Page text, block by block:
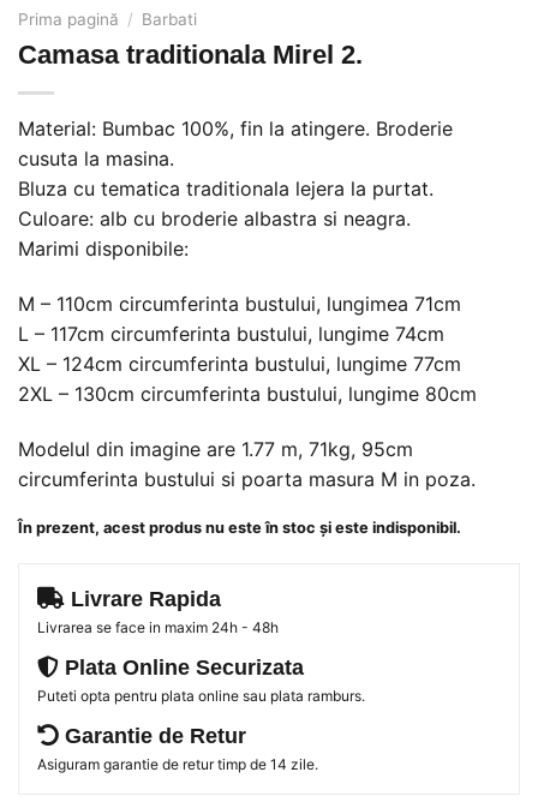
Prima pagină / Barbati
Camasa traditionala Mirel 2.
Material: Bumbac 100%, fin la atingere. Broderie
cusuta la masina.
Bluza cu tematica traditionala lejera la purtat.
Culoare: alb cu broderie albastra si neagra.
Marimi disponibile:
M – 110cm circumferinta bustului, lungimea 71cm
L – 117cm circumferinta bustului, lungime 74cm
XL – 124cm circumferinta bustului, lungime 77cm
2XL – 130cm circumferinta bustului, lungime 80cm
Modelul din imagine are 1.77 m, 71kg, 95cm
circumferinta bustului si poarta masura M in poza.
În prezent, acest produs nu este în stoc și este indisponibil.
Livrare Rapida
Livrarea se face in maxim 24h - 48h
Plata Online Securizata
Puteti opta pentru plata online sau plata ramburs.
Garantie de Retur
Asiguram garantie de retur timp de 14 zile.